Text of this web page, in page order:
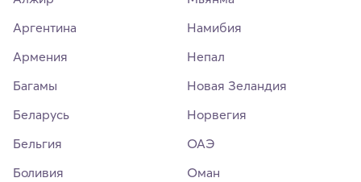
Аргентина
Армения
Багамы
Беларусь
Бельгия
Боливия
Намибия
Непал
Новая Зеландия
Норвегия
ОАЭ
Оман